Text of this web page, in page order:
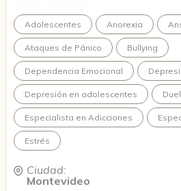
Adolescentes Anorexia
Ataques de Pánico Bullying
Dependencia Emocional
Depresión en adolescentes
Especialista en Adicciones
Estrés
Ciudad:
Montevideo